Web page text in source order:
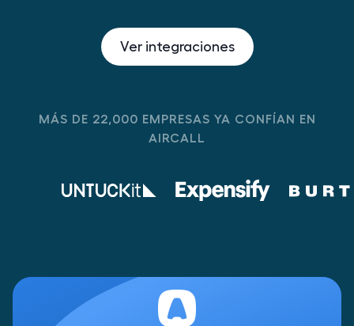
Ver integraciones
MÁS DE 22,000 EMPRESAS YA CONFÍAN EN
AIRCALL